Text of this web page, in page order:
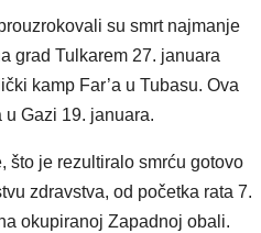
su smrt najmanje
grad Tulkarem 27. januara
kamp Far’a u Tubasu. Ova
Gazi 19. januara.
što je rezultiralo smrću gotovo
zdravstva, od početka rata 7.
okupiranoj Zapadnoj obali.